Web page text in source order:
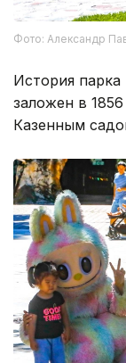
Фото: Александр
История
заложен в
Казенным